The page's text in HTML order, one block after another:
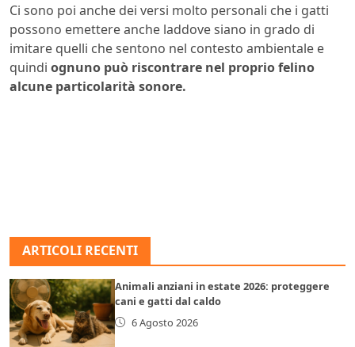
Ci sono poi anche dei versi molto personali che i gatti
possono emettere anche laddove siano in grado di
imitare quelli che sentono nel contesto ambientale e
quindi ognuno può riscontrare nel proprio felino
alcune particolarità sonore.
ARTICOLI RECENTI
Animali anziani in estate 2026: proteggere
cani e gatti dal caldo
6 Agosto 2026